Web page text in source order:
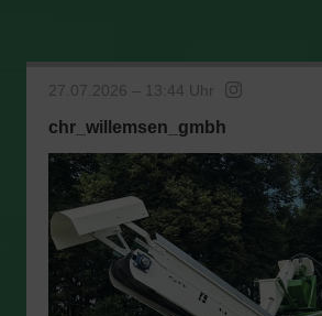
27.07.2026 – 13:44 Uhr
chr_willemsen_gmbh